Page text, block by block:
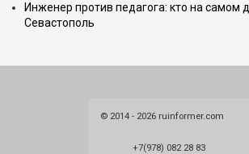
Инженер против педагога: кто на самом
Севастополь
© 2014 - 2026 ruinformer.com
+7(978) 082 28 83